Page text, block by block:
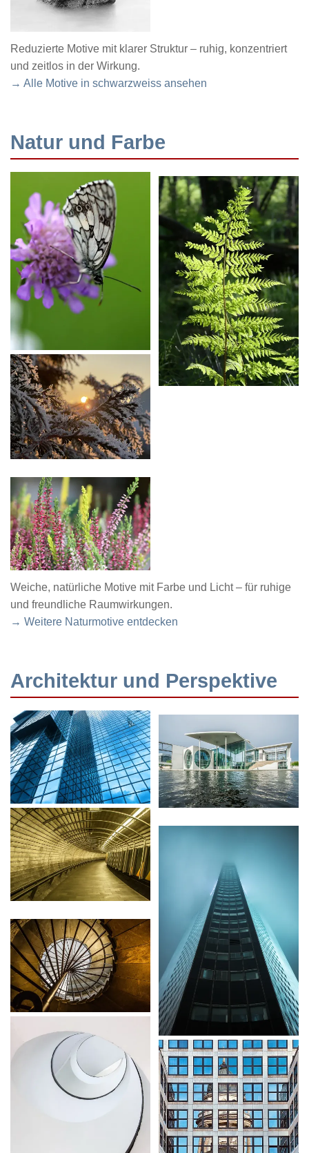
Reduzierte Motive mit klarer Struktur – ruhig, konzentriert
und zeitlos in der Wirkung.
→ Alle Motive in schwarzweiss ansehen
Natur und Farbe
Weiche, natürliche Motive mit Farbe und Licht – für ruhige
und freundliche Raumwirkungen.
→ Weitere Naturmotive entdecken
Architektur und Perspektive